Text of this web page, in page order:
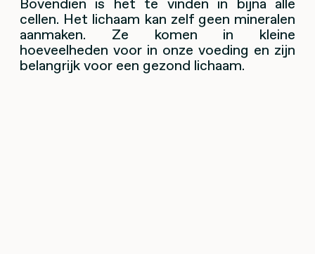
cellen. Het lichaam kan zelf geen mineralen
aanmaken. Ze komen in kleine
hoeveelheden voor in onze voeding en zijn
belangrijk voor een gezond lichaam.